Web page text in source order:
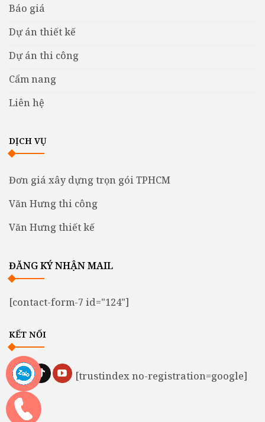
Báo giá
Dự án thiết kế
Dự án thi công
Cẩm nang
Liên hệ
DỊCH VỤ
Đơn giá xây dựng trọn gói TPHCM
Văn Hưng thi công
Văn Hưng thiết kế
ĐĂNG KÝ NHẬN MAIL
[contact-form-7 id="124"]
KẾT NỐI
[trustindex no-registration=google]